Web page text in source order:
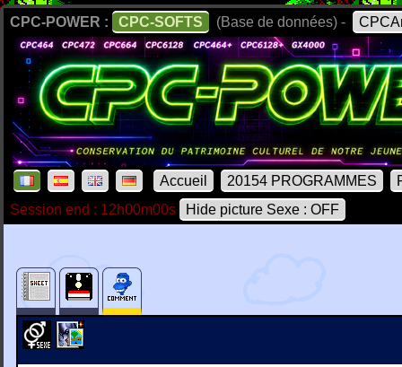
CPC-POWER : CPC-SOFTS (Base de données) -
Accueil 20154 PROGRAMMES
Session end : 12h00m00s
Hide picture Sexe : OFF